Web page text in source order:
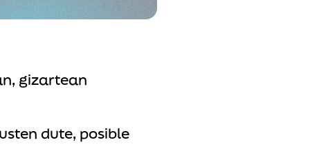
gizartean
dute, posible